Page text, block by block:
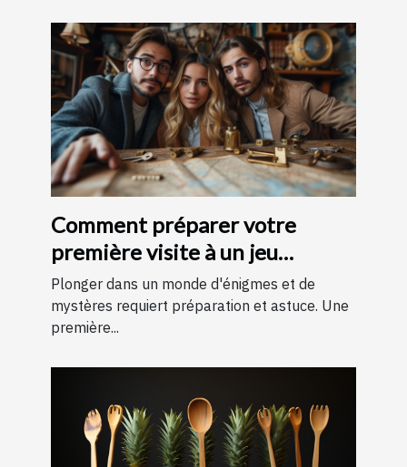
Comment préparer votre
première visite à un jeu
d'évasion : conseils et astuces
pour une expérience
mémorable
Plonger dans un monde d'énigmes et de
mystères requiert préparation et astuce. Une
première...